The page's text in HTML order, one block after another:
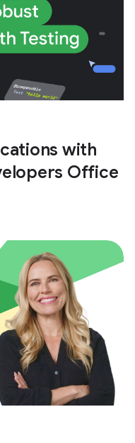
with
Office